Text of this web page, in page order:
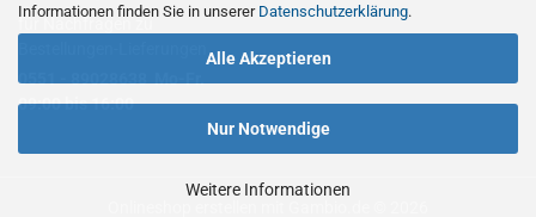
Informationen finden Sie in unserer Datenschutzerklärung.
Alle Akzeptieren
Nur Notwendige
Weitere Informationen
0551 - 89028638 Mo-Fr.
09:00 bis 16:00